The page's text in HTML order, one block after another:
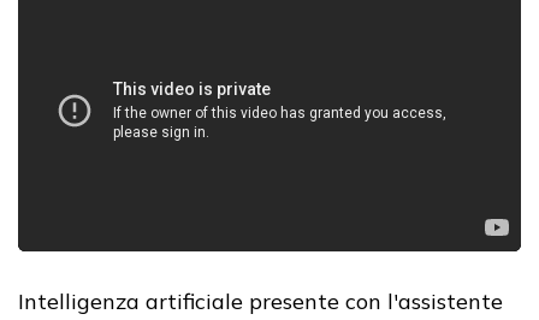
Intelligenza artificiale presente con l'assistente